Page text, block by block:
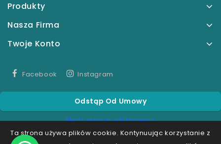
Produkty
Nasza Firma
Twoje Konto
Ta strona używa plików cookie. Kontynuując korzystanie z
Facebook Instagram
Odstąp Od Umowy
Śledź status odstąpienia